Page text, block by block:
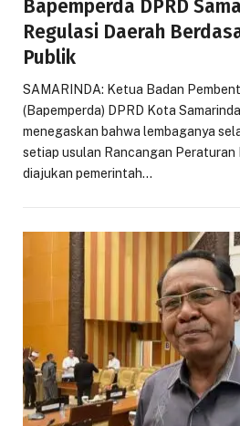
Bapemperda DPRD
Regulasi Daerah
Publik
SAMARINDA: Ketua Badan
(Bapemperda) DPRD Kota
menegaskan bahwa lembaganya
setiap usulan Rancangan Peraturan
diajukan pemerintah…